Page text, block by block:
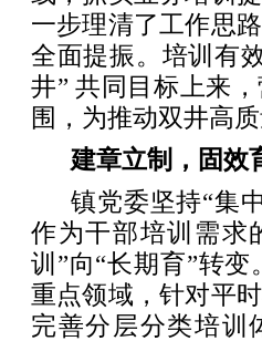
一步理清了工作思
全面提振。培训有
井” 共同目标上来
围，为推动双井高
建章立制，固效
镇党委坚持“集
作为干部培训需求
训”向“长期育”转
重点领域，针对平
完善分层分类培训